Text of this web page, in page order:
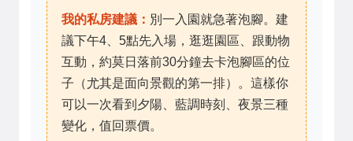
我的私房建議： 別一入園就急著泡腳。建
議下午4、5點先入場，逛逛園區、跟動物
互動，約莫日落前30分鐘去卡泡腳區的位
子（尤其是面向景觀的第一排）。這樣你
可以一次看到夕陽、藍調時刻、夜景三種
變化，值回票價。